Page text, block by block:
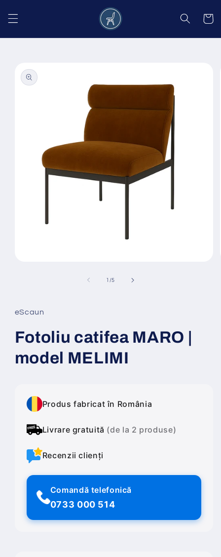
conținut
Coș
informațiile
despre
produs
fereastră
modală
1 /din
5
eScaun
Fotoliu catifea MARO |
model MELIMI
Produs fabricat în România
Livrare gratuită (de la 2 produse)
Recenzii clienți
Comandă telefonică
0733 000 514